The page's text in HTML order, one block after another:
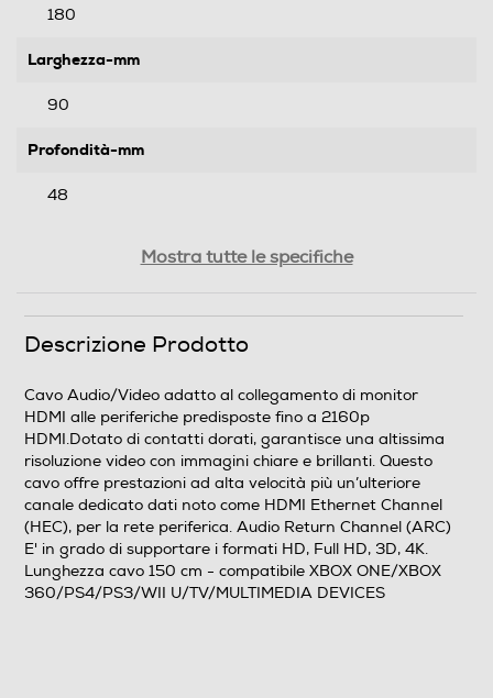
180
Larghezza-mm
90
Profondità-mm
48
Informazioni sulla sicurezza del prodotto
Clicca qui
Mostra tutte le specifiche
Descrizione Prodotto
Cavo Audio/Video adatto al collegamento di monitor
HDMI alle periferiche predisposte fino a 2160p
HDMI.Dotato di contatti dorati, garantisce una altissima
risoluzione video con immagini chiare e brillanti. Questo
cavo offre prestazioni ad alta velocità più un’ulteriore
canale dedicato dati noto come HDMI Ethernet Channel
(HEC), per la rete periferica. Audio Return Channel (ARC)
E' in grado di supportare i formati HD, Full HD, 3D, 4K.
Lunghezza cavo 150 cm - compatibile XBOX ONE/XBOX
360/PS4/PS3/WII U/TV/MULTIMEDIA DEVICES